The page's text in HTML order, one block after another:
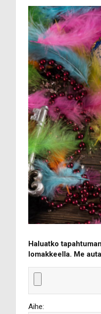
Haluatko
lomakkeella. Me
Aihe: